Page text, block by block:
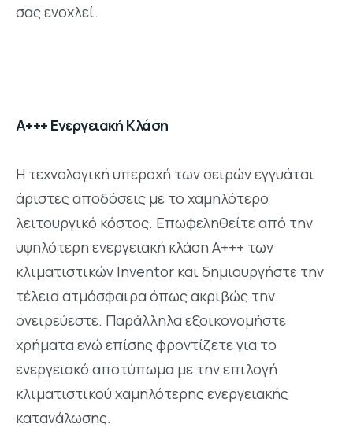
σας ενοχλεί.
A+++ Ενεργειακή Kλάση
Η τεχνολογική υπεροχή των σειρών εγγυάται
άριστες αποδόσεις με το χαμηλότερο
λειτουργικό κόστος. Επωφεληθείτε από την
υψηλότερη ενεργειακή κλάση Α+++ των
κλιματιστικών Inventor και δημιουργήστε την
τέλεια ατμόσφαιρα όπως ακριβώς την
ονειρεύεστε. Παράλληλα εξοικονομήστε
χρήματα ενώ επίσης φροντίζετε για το
ενεργειακό αποτύπωμα με την επιλογή
κλιματιστικού χαμηλότερης ενεργειακής
κατανάλωσης.